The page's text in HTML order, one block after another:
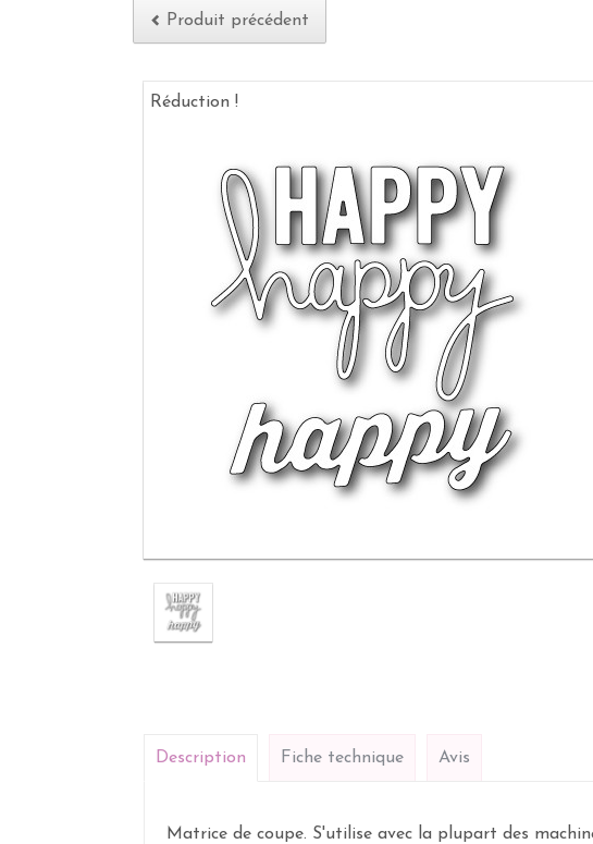
Produit précédent
Réduction !
Description Fiche technique Avis
Matrice de coupe. S'utilise avec la plupart des